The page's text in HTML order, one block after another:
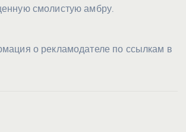
смолистую амбру.
о рекламодателе по ссылкам в